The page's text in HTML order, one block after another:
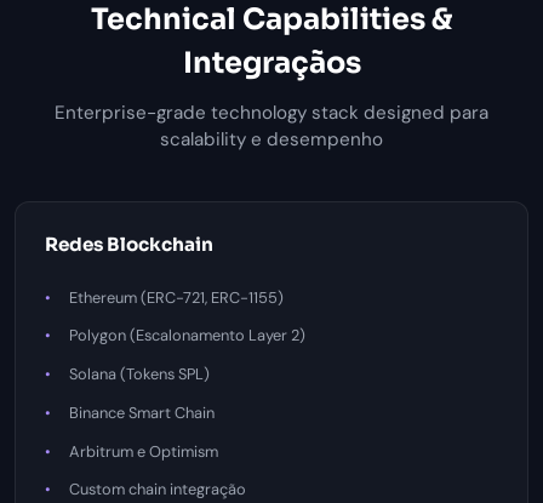
Technical Capabilities &
Integraçãos
Enterprise-grade technology stack designed para
scalability e desempenho
Redes Blockchain
Ethereum (ERC-721, ERC-1155)
Polygon (Escalonamento Layer 2)
Solana (Tokens SPL)
Binance Smart Chain
Arbitrum e Optimism
Custom chain integração